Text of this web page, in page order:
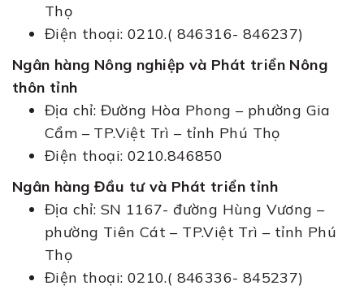
Thọ
Điện thoại: 0210.( 846316- 846237)
Ngân hàng Nông nghiệp và Phát triển Nông
thôn tỉnh
Địa chỉ: Đường Hòa Phong – phường Gia
Cẩm – TP.Việt Trì – tỉnh Phú Thọ
Điện thoại: 0210.846850
Ngân hàng Đầu tư và Phát triển tỉnh
Địa chỉ: SN 1167- đường Hùng Vương –
phường Tiên Cát – TP.Việt Trì – tỉnh Phú
Thọ
Điện thoại: 0210.( 846336- 845237)